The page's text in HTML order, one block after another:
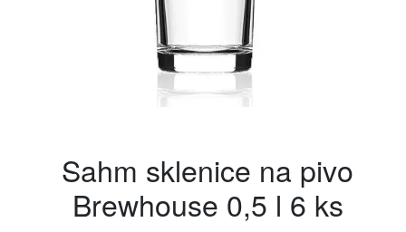
Sahm sklenice na pivo
Brewhouse 0,5 l 6 ks